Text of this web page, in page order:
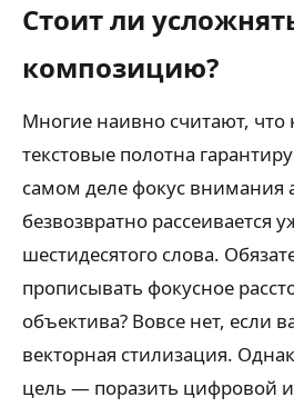
Стоит ли
композицию?
Многие наивно считают,
текстовые полотна
самом деле фокус внимания
безвозвратно рассеивается
шестидесятого слова.
прописывать фокусное
объектива? Вовсе нет, если
векторная стилизация.
цель — поразить цифровой